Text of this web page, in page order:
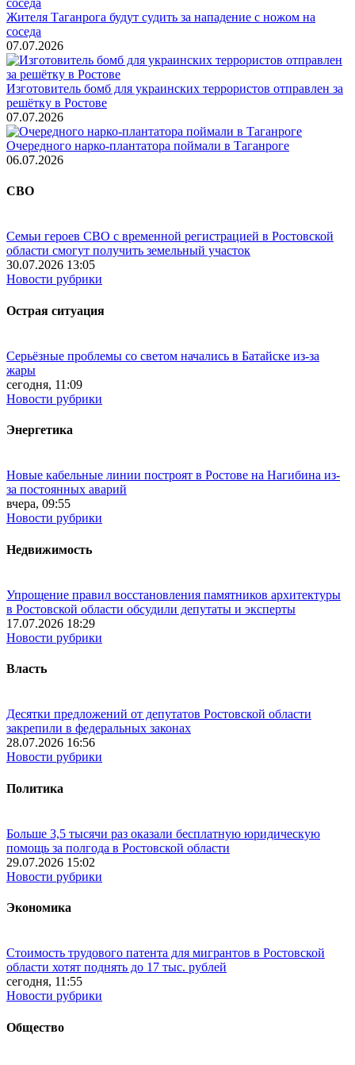
Жителя Таганрога будут судить за нападение с ножом на
соседа
07.07.2026
Изготовитель бомб для украинских террористов отправлен за
решётку в Ростове
07.07.2026
Очередного нарко-плантатора поймали в Таганроге
06.07.2026
СВО
Семьи героев СВО с временной регистрацией в Ростовской
области смогут получить земельный участок
30.07.2026 13:05
Новости рубрики
Острая ситуация
Серьёзные проблемы со светом начались в Батайске из-за
жары
сегодня, 11:09
Новости рубрики
Энергетика
Новые кабельные линии построят в Ростове на Нагибина из-
за постоянных аварий
вчера, 09:55
Новости рубрики
Недвижимость
Упрощение правил восстановления памятников архитектуры
в Ростовской области обсудили депутаты и эксперты
17.07.2026 18:29
Новости рубрики
Власть
Десятки предложений от депутатов Ростовской области
закрепили в федеральных законах
28.07.2026 16:56
Новости рубрики
Политика
Больше 3,5 тысячи раз оказали бесплатную юридическую
помощь за полгода в Ростовской области
29.07.2026 15:02
Новости рубрики
Экономика
Стоимость трудового патента для мигрантов в Ростовской
области хотят поднять до 17 тыс. рублей
сегодня, 11:55
Новости рубрики
Общество